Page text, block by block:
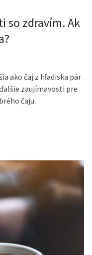
so zdravím. Ak
ako čaj z hľadiska pár
zaujímavosti pre
čaju.